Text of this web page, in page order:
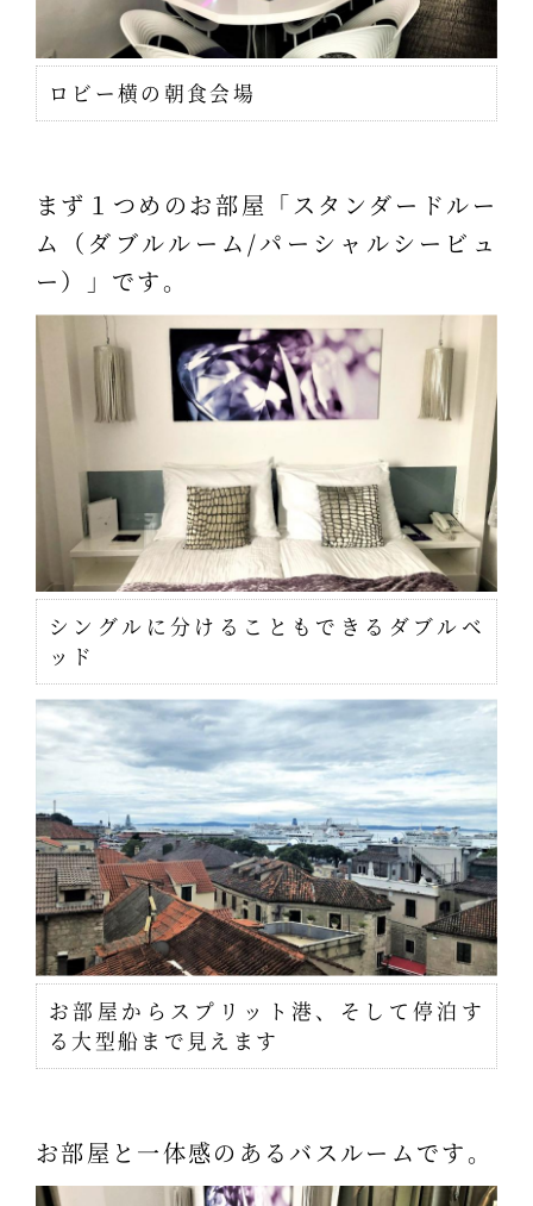
ロビー横の朝食会場
まず１つめのお部屋「スタンダードルー
ム（ダブルルーム/パーシャルシービュ
ー）」です。
シングルに分けることもできるダブルベ
ッド
お部屋からスプリット港、そして停泊す
る大型船まで見えます
お部屋と一体感のあるバスルームです。